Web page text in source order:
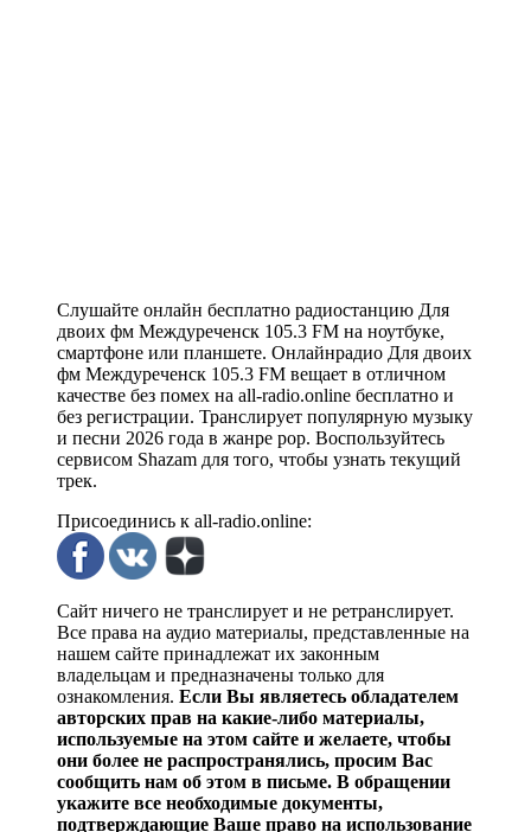
Слушайте онлайн бесплатно радиостанцию Для
двоих фм Междуреченск 105.3 FM на ноутбуке,
смартфоне или планшете. Онлайнрадио Для двоих
фм Междуреченск 105.3 FM вещает в отличном
качестве без помех на all-radio.online бесплатно и
без регистрации. Транслирует популярную музыку
и песни 2026 года в жанре pop. Воспользуйтесь
сервисом Shazam для того, чтобы узнать текущий
трек.
Присоединись к all-radio.online:
Сайт ничего не транслирует и не ретранслирует.
Все права на аудио материалы, представленные на
нашем сайте принадлежат их законным
владельцам и предназначены только для
ознакомления. Если Вы являетесь обладателем
авторских прав на какие-либо материалы,
используемые на этом сайте и желаете, чтобы
они более не распространялись, просим Вас
сообщить нам об этом в письме. В обращении
укажите все необходимые документы,
подтверждающие Ваше право на использование